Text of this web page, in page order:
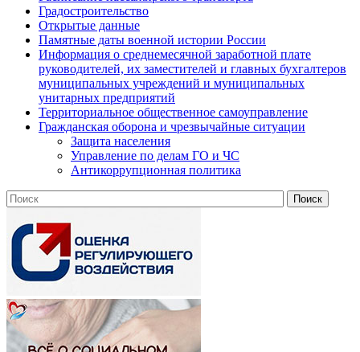
Градостроительство
Открытые данные
Памятные даты военной истории России
Информация о среднемесячной заработной плате
руководителей, их заместителей и главных бухгалтеров
муниципальных учреждений и муниципальных
унитарных предприятий
Территориальное общественное самоуправление
Гражданская оборона и чрезвычайные ситуации
Защита населения
Управление по делам ГО и ЧС
Антикоррупционная политика